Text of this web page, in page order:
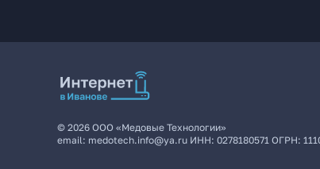
© 2026 ООО «Медовые Технологии»
email: medotech.info@ya.ru ИНН: 0278180571 ОГРН: